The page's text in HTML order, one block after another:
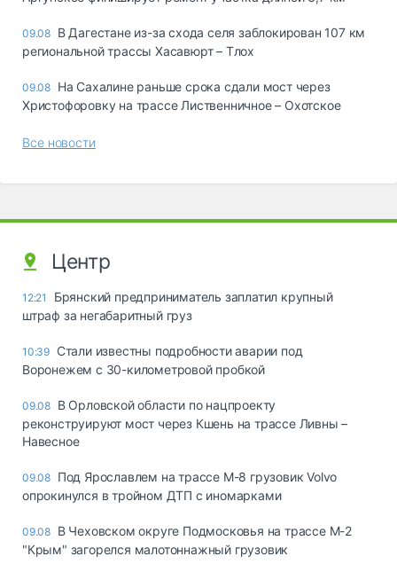
09.08 В Дагестане из-за схода селя заблокирован 107 км
региональной трассы Хасавюрт – Тлох
09.08 На Сахалине раньше срока сдали мост через
Христофоровку на трассе Лиственничное – Охотское
Все новости
Центр
12:21
Брянский предприниматель заплатил крупный
штраф за негабаритный груз
10:39 Стали известны подробности аварии под
Воронежем с 30-километровой пробкой
09.08 В Орловской области по нацпроекту
реконструируют мост через Кшень на трассе Ливны –
Навесное
09.08 Под Ярославлем на трассе М-8 грузовик Volvo
опрокинулся в тройном ДТП с иномарками
09.08 В Чеховском округе Подмосковья на трассе М-2
"Крым" загорелся малотоннажный грузовик